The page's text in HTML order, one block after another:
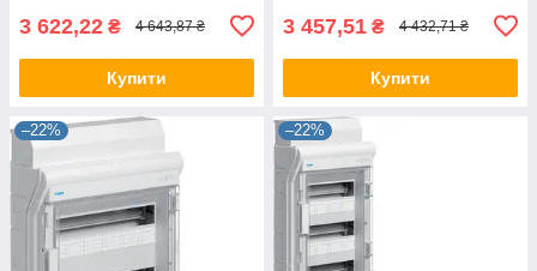
3 622,22 ₴ 4 643,87 ₴
Купити
3 457,51 ₴ 4 432,71 ₴
Купити
–22% –22%